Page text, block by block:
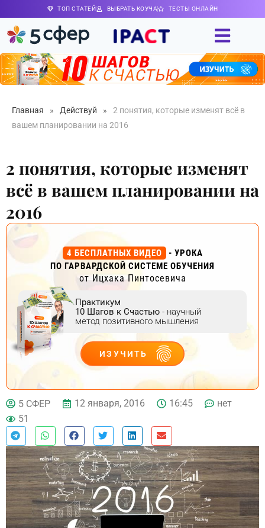
ТОП СТАТЕЙ ВЫБРАТЬ КОУЧА ТЕСТЫ ОНЛАЙН
Главная » Действуй »
2 понятия, которые изменят всё в
вашем планировании на 2016
2 понятия, которые изменят
всё в вашем планировании на
2016
4 БЕСПЛАТНЫХ ВИДЕО
- УРОКА
ПО ГАРВАРДСКОЙ СИСТЕМЕ ОБУЧЕНИЯ
от Ицхака Пинтосевича
Практикум
10 Шагов к Счастью - научный
метод позитивного мышления
ИЗУЧИТЬ
ДЕЙСТВУЙ
5 СФЕР 12 января, 2016 16:45
нет
51